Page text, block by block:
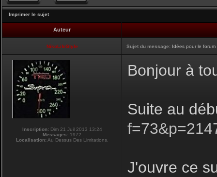
Imprimer le sujet
Auteur
NikoLifeStyle Sujet du message: Idées pour le forum
Inscription:Dim 21 Juil 2013 13:24
Messages: 1972
Localisation:Au Dessus Des Limitations.
Bonjour à
Suite au
J'ouvre ce